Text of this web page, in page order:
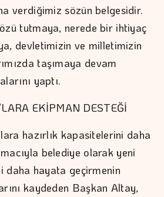
verdiğimiz sözün belgesidir.
tutmaya, nerede bir ihtiyaç
devletimizin ve milletimizin
taşımaya devam
yaptı.
EKİPMAN DESTEĞİ
hazırlık kapasitelerini daha
belediye olarak yeni
daha hayata geçirmenin
kaydeden Başkan Altay,